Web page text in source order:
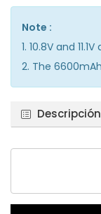
Note :
1. 10.8V and
2. The